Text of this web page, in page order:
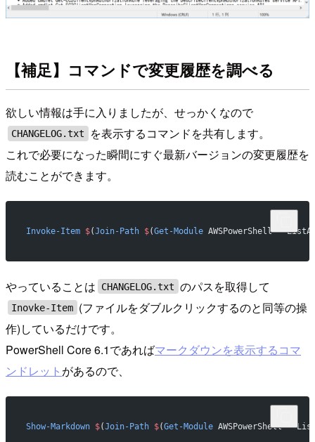
【補足】コマンドで変更履歴を調べる
欲しい情報は手に入りましたが、せっかくなので
CHANGELOG.txt
を表示するコマンドを共有します。
これで必要になった瞬間にすぐ最新バージョンの変更履歴を
読むことができます。
Invoke-Item $(Join-Path $(Get-Module AWSPowerShell* -
やっていることは CHANGELOG.txt のパスを取得して
Inovke-Item (ファイルをダブルクリックするのと同等の操
作)しているだけです。
PowerShell Core 6.1であればマークダウンを表示するコマ
ンドレット があるので、
Show-Markdown $(Join-Path $(Get-Module AWSPowerShell* -